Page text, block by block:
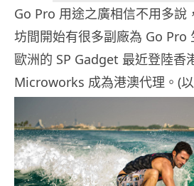
Go Pro 用途之廣相信不用多說
坊間開始有很多副廠為 Go Pro
歐洲的 SP Gadget 最近登陸香
Microworks 成為港澳代理。(